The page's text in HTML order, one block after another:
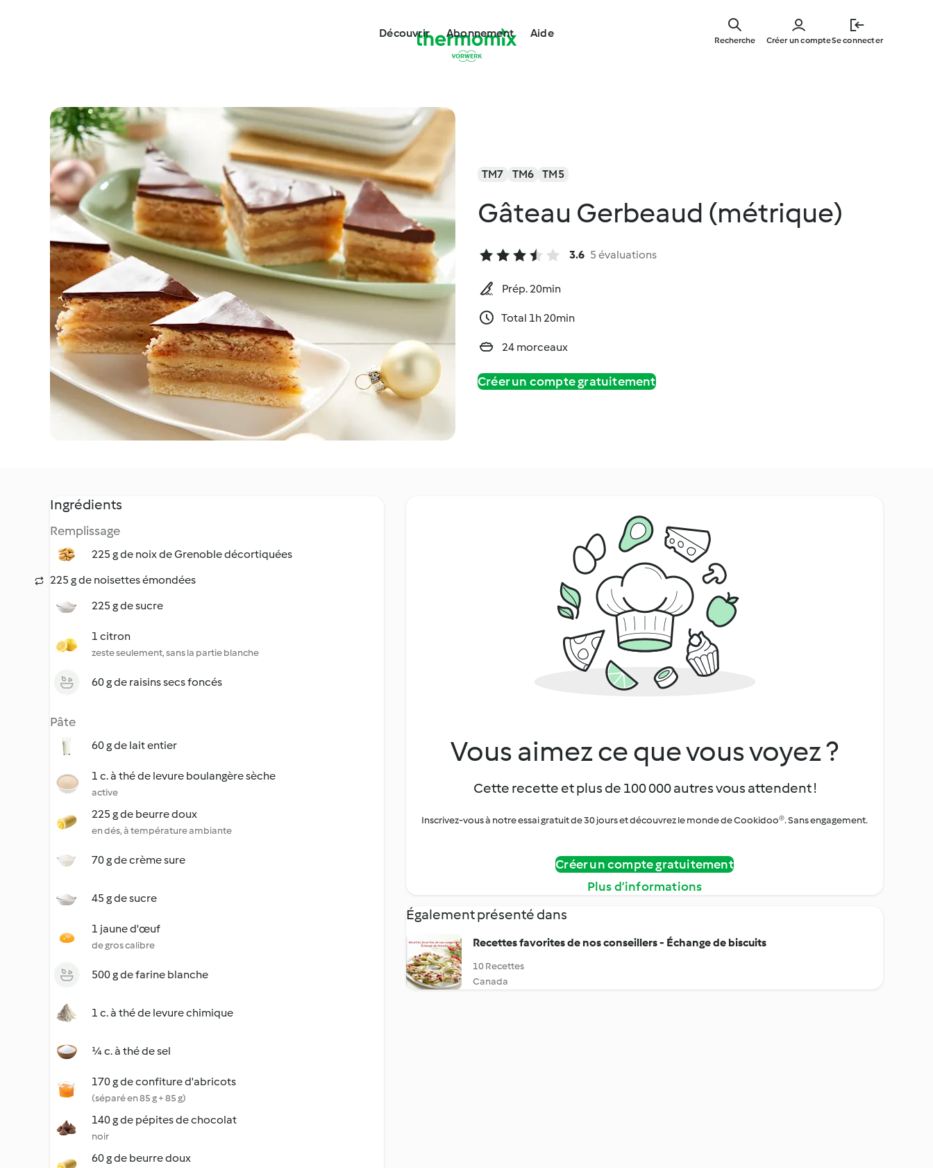
main
Découvrir Abonnement Aide
Créer un compteSe connecter
Recherche
TM7 TM6 TM5
Gâteau Gerbeaud (métrique)
3.6 5 évaluations
Prép. 20min
Total 1h 20min
24 morceaux
Créer un compte gratuitement
Ingrédients
Remplissage
225 g de noix de Grenoble décortiquées
225 g de noisettes émondées
225 g de sucre
1 citron
zeste seulement, sans la partie blanche
60 g de raisins secs foncés
Pâte
60 g de lait entier
1 c. à thé de levure boulangère sèche
active
225 g de beurre doux
en dés, à température ambiante
70 g de crème sure
45 g de sucre
1 jaune d'œuf
de gros calibre
500 g de farine blanche
1 c. à thé de levure chimique
¼ c. à thé de sel
170 g de confiture d'abricots
(séparé en 85 g + 85 g)
140 g de pépites de chocolat
noir
60 g de beurre doux
Vous aimez ce que vous voyez ?
Cette recette et plus de 100 000 autres vous attendent !
Inscrivez-vous à notre essai gratuit de 30 jours et découvrez le monde de Cookidoo®. Sans engagement.
Créer un compte gratuitement
Plus d’informations
Également présenté dans
Recettes favorites de nos conseillers - Échange de biscuits
10 Recettes
Canada